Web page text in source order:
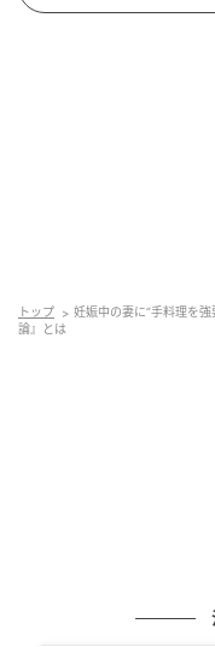
トップ
妊娠中の妻に“手料理を
論』とは